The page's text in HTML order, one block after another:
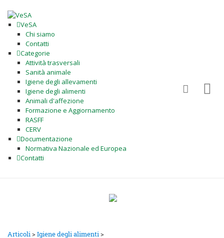
VeSA
Chi siamo
Contatti
Categorie
Attività trasversali
Sanità animale
Igiene degli allevamenti
Igiene degli alimenti
Animali d'affezione
Formazione e Aggiornamento
RASFF
CERV
Documentazione
Normativa Nazionale ed Europea
Contatti
Articoli>Igiene degli alimenti>